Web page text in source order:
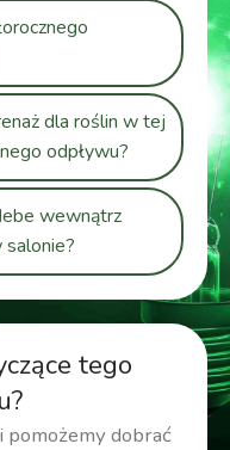
tego
pomożemy dobrać
dla roślin w tej
odpływu?
wewnątrz
salonie?